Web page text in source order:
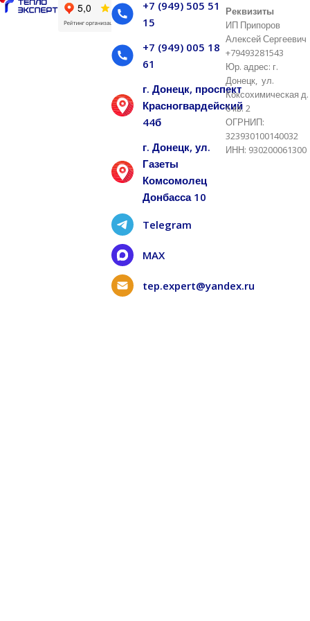
+7 (949) 505 51
15
+7 (949) 005 18
61
г. Донецк, проспект
Красногвардейский
44б
г. Донецк, ул.
Газеты
Комсомолец
Донбасса 10
Telegram
MAX
tep.expert@yandex.ru
Реквизиты
ИП Припоров
Алексей Сергеевич
+79493281543
Юр. адрес: г.
Донецк, ул.
Коксохимическая д.
6 кв. 2
ОГРНИП:
323930100140032
ИНН: 930200061300